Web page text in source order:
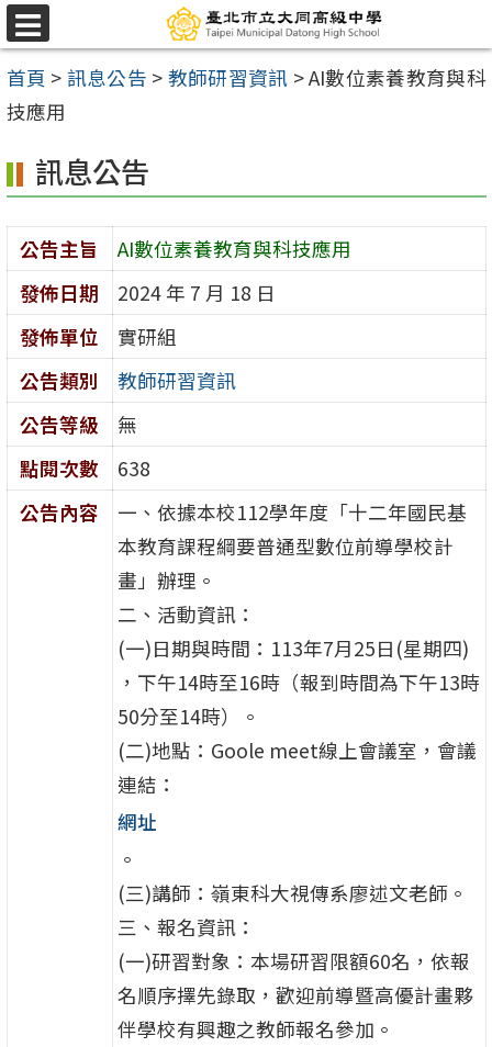
跳
至
主
要
容
區
選
單
首頁 > 訊息公告 > 教師研習資訊 >AI數位素養教育與科
技應用
訊息公告
公告主旨
AI數位素養教育與科技應用
發佈日期
2024 年 7 月 18 日
發佈單位
實研組
公告類別
教師研習資訊
公告等級
無
點閱次數
638
公告內容
一、依據本校112學年度「十二年國民基
本教育課程綱要普通型數位前導學校計
畫」辦理。
二、活動資訊：
(一)日期與時間：113年7月25日(星期四)
，下午14時至16時（報到時間為下午13時
50分至14時）。
(二)地點：Goole meet線上會議室，會議
連結：
網址
。
(三)講師：嶺東科大視傳系廖述文老師。
三、報名資訊：
(一)研習對象：本場研習限額60名，依報
名順序擇先錄取，歡迎前導暨高優計畫夥
伴學校有興趣之教師報名參加。